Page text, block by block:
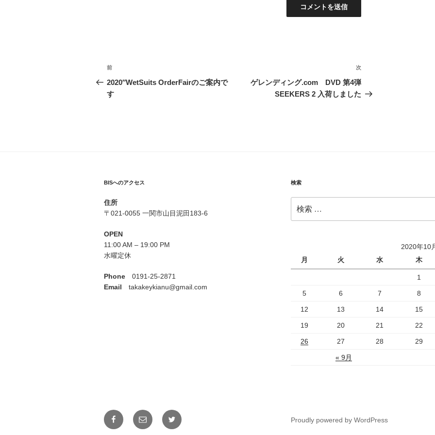
投
稿
ナ
ョ
ン
過
去
の
前
2020″WetSuits OrderFairのご案内で
す
投
次
ゲレンディング.com DVD 第4弾
SEEKERS 2 入荷しました
BISへのアクセス
住所
〒021-0055 一関市山目泥田183-6
OPEN
11:00 AM – 19:00 PM
水曜定休
Phone 0191-25-2871
Email takakeykianu@gmail.com
検索
索:
2020年10
月
火 水 木
« 9月
1
5 6 7 8
12 13 14 15
19 20 21 22
26 27 28 29
Facebook
メ
ー
Twitter Proudly powered by WordPress